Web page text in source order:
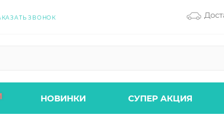
ЗВОНОК
НОВИНКИ СУПЕР АКЦИЯ